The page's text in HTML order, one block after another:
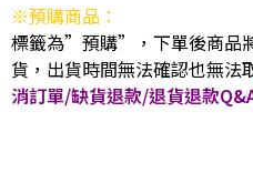
※預購商品：
標籤為”預購”，下單後商品
貨，出貨時間無法確認也無法
消訂單/缺貨退款/退貨退款Q&A